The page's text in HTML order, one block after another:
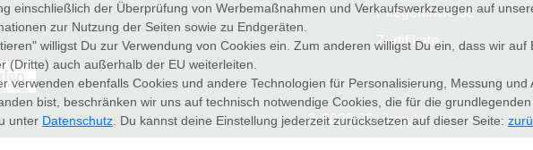
Pflegehinweise
Zertifikate
© 2026 3D Supply
einschließlich der Überprüfung von Werbemaßnahmen und Verkaufswerkzeugen auf
zur Nutzung der Seiten sowie zu Endgeräten.
willigst Du zur Verwendung von Cookies ein. Zum anderen willigst Du ein, dass wir
(Dritte) auch außerhalb der EU weiterleiten.
verwenden ebenfalls Cookies und andere Technologien für Personalisierung, Messung und
bist, beschränken wir uns auf technisch notwendige Cookies, die für die
unter Datenschutz . Du kannst deine Einstellung jederzeit zurücksetzen auf dieser Seite: